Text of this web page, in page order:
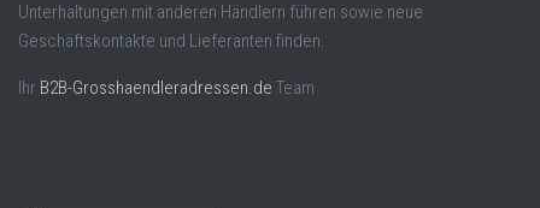
Unterhaltungen mit anderen Händlern führen sowie neue
Geschäftskontakte und Lieferanten finden.
Ihr B2B-Grosshaendleradressen.de Team